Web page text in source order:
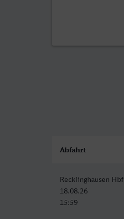
Abfahrt
Recklinghausen Hbf
18.08.26
15:59